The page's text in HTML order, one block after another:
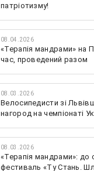
патріотизму!
08.04.2026
«Терапія мандрами» на
час, проведений разом
08.03.2026
Велосипедисти зі
нагород на чемпіонаті
08.03.2026
«Терапія мандрами»: до
фестиваль «Ту Стань.